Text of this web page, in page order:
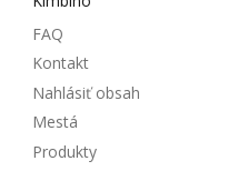
FAQ
Kontakt
Nahlásiť obsah
Mestá
Produkty